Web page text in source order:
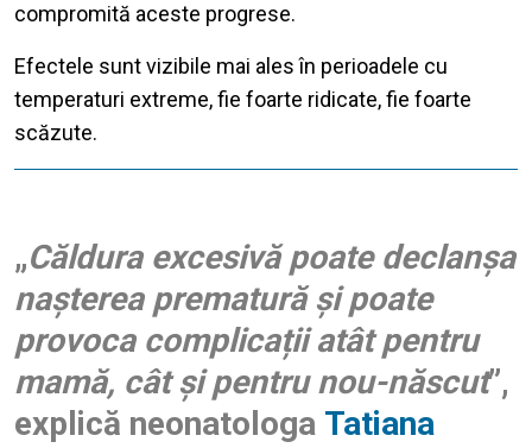
compromită aceste progrese.
Efectele sunt vizibile mai ales în perioadele cu
temperaturi extreme, fie foarte ridicate, fie foarte
scăzute.
„Căldura excesivă poate declanșa
nașterea prematură și poate
provoca complicații atât pentru
mamă, cât și pentru nou-născut”,
explică neonatologa Tatiana